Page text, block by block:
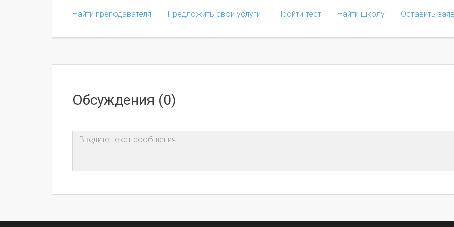
Найти преподавателя Предложить свои услуги Пройти тест Найти школу Оставить
Обсуждения (0)